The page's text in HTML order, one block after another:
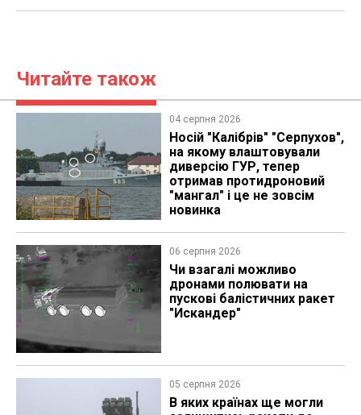
Читайте також
04 серпня 2026
Носій "Калібрів" "Серпухов",
на якому влаштовували
диверсію ГУР, тепер
отримав протидроновий
"мангал" і це не зовсім
новинка
06 серпня 2026
Чи взагалі можливо
дронами полювати на
пускові балістичних ракет
"Искандер"
05 серпня 2026
В яких країнах ще могли